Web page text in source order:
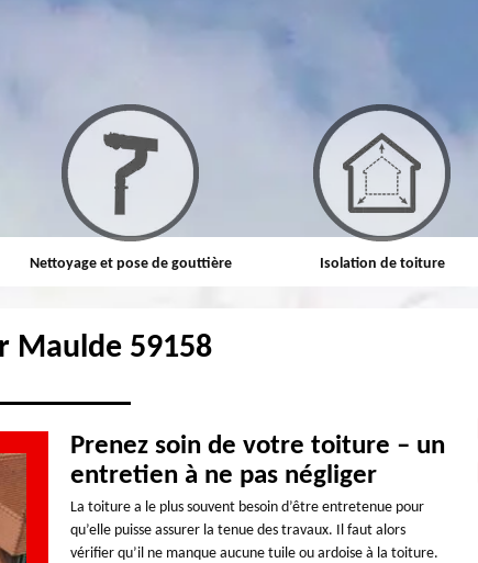
Nettoyage et pose de gouttière Isolation de toiture
Maulde 59158
Prenez soin de votre toiture – un
entretien à ne pas négliger
La toiture a le plus souvent besoin d’être entretenue pour
qu’elle puisse assurer la tenue des travaux. Il faut alors
vérifier qu’il ne manque aucune tuile ou ardoise à la toiture.